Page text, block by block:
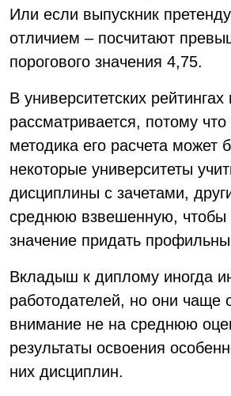
Или если выпускник
отличием – посчитают
порогового значения 4,75.
В университетских рейтингах
рассматривается, потому что
методика его расчета может
некоторые университеты
дисциплины с зачетами,
среднюю взвешенную,
значение придать
Вкладыш к диплому иногда
работодателей, но они чаще
внимание не на среднюю
результаты освоения
них дисциплин.